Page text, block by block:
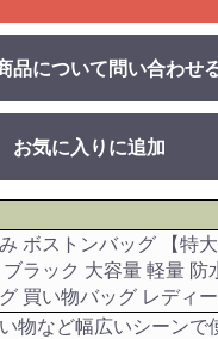
品について問い合わせ
お気に入りに追加
ボストンバッグ 【特
ラック 大容量 軽量 防
買い物バッグ レディ
物など幅広いシーンで